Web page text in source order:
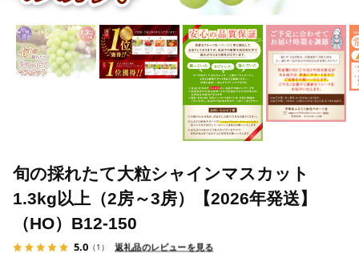
旬の採れたて大粒シャインマスカット
1.3kg以上（2房～3房）【2026年発送】
（HO）B12-150
5.0 （1） 返礼品のレビューを見る